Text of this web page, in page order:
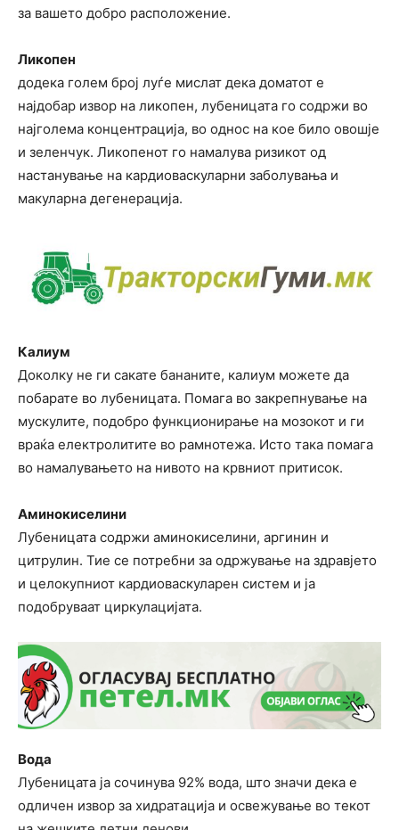
за вашето добро расположение.
Ликопен
додека голем број луѓе мислат дека доматот е
најдобар извор на ликопен, лубеницата го содржи во
најголема концентрација, во однос на кое било овошје
и зеленчук. Ликопенот го намалува ризикот од
настанување на кардиоваскуларни заболувања и
макуларна дегенерација.
Калиум
Доколку не ги сакате бананите, калиум можете да
побарате во лубеницата. Помага во закрепнување на
мускулите, подобро функционирање на мозокот и ги
враќа електролитите во рамнотежа. Исто така помага
во намалувањето на нивото на крвниот притисок.
Аминокиселини
Лубеницата содржи аминокиселини, аргинин и
цитрулин. Тие се потребни за одржување на здравјето
и целокупниот кардиоваскуларен систем и ја
подобруваат циркулацијата.
Вода
Лубеницата ја сочинува 92% вода, што значи дека е
одличен извор за хидратација и освежување во текот